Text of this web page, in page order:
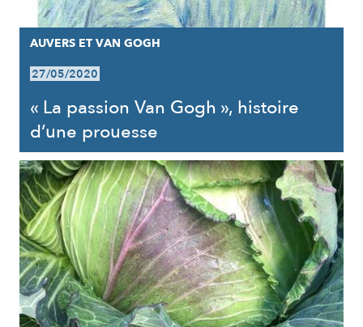
AUVERS ET VAN GOGH
27/05/2020
« La passion Van Gogh », histoire
d’une prouesse